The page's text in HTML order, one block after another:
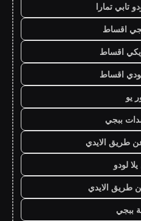
تابي تمارا
اقساط
اقساط
اقساط
يو
ببجي
طريق الايدي
لودو
طريق الايدي
ببجي